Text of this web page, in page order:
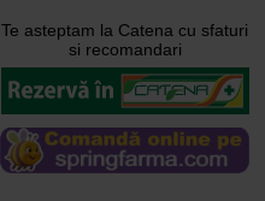
Te asteptam la Catena cu sfaturi
si recomandari